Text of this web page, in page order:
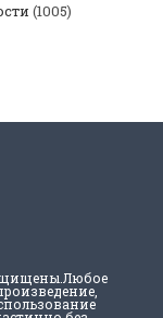
(1005)